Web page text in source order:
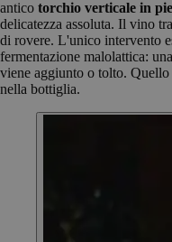
antico torchio verticale in
delicatezza assoluta. Il vino
di rovere. L'unico intervento
fermentazione malolattica:
viene aggiunto o tolto. Quello
nella bottiglia.